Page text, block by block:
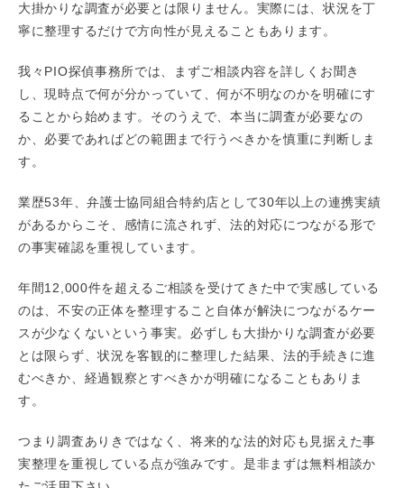
大掛かりな調査が必要とは限りません。実際には、状況を丁
寧に整理するだけで方向性が見えることもあります。
我々PIO探偵事務所では、まずご相談内容を詳しくお聞き
し、現時点で何が分かっていて、何が不明なのかを明確にす
ることから始めます。そのうえで、本当に調査が必要なの
か、必要であればどの範囲まで行うべきかを慎重に判断しま
す。
業歴53年、弁護士協同組合特約店として30年以上の連携実績
があるからこそ、感情に流されず、法的対応につながる形で
の事実確認を重視しています。
年間12,000件を超えるご相談を受けてきた中で実感している
のは、不安の正体を整理すること自体が解決につながるケー
スが少なくないという事実。必ずしも大掛かりな調査が必要
とは限らず、状況を客観的に整理した結果、法的手続きに進
むべきか、経過観察とすべきかが明確になることもありま
す。
つまり調査ありきではなく、将来的な法的対応も見据えた事
実整理を重視している点が強みです。是非まずは無料相談か